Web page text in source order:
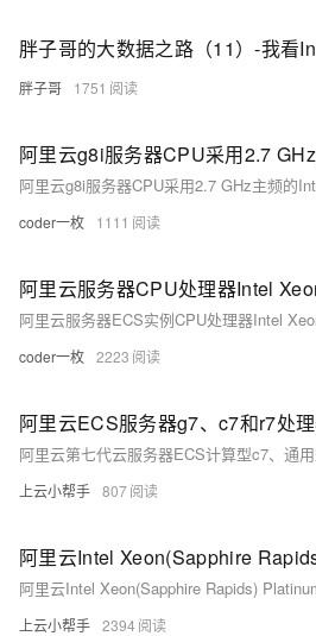
胖子哥的大数据之路（11）-我看
胖子哥 1751
coder一枚 1111
coder一枚 2223
上云小帮手 807
上云小帮手 2394